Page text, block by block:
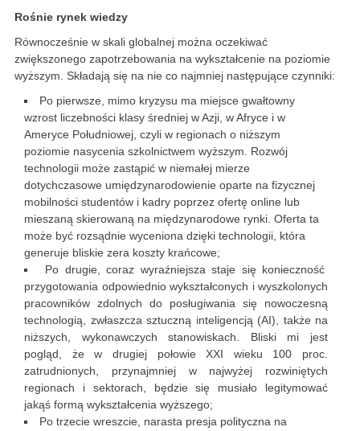
Rośnie rynek wiedzy
Równocześnie w skali globalnej można oczekiwać
zwiększonego zapotrzebowania na wykształcenie na poziomie
wyższym. Składają się na nie co najmniej następujące czynniki:
Po pierwsze, mimo kryzysu ma miejsce gwałtowny
wzrost liczebności klasy średniej w Azji, w Afryce i w
Ameryce Południowej, czyli w regionach o niższym
poziomie nasycenia szkolnictwem wyższym. Rozwój
technologii może zastąpić w niemałej mierze
dotychczasowe umiędzynarodowienie oparte na fizycznej
mobilności studentów i kadry poprzez ofertę online lub
mieszaną skierowaną na międzynarodowe rynki. Oferta ta
może być rozsądnie wyceniona dzięki technologii, która
generuje bliskie zera koszty krańcowe;
Po drugie, coraz wyraźniejsza staje się konieczność
przygotowania odpowiednio wykształconych i wyszkolonych
pracowników zdolnych do posługiwania się nowoczesną
technologią, zwłaszcza sztuczną inteligencją (AI), także na
niższych, wykonawczych stanowiskach. Bliski mi jest
pogląd, że w drugiej połowie XXI wieku 100 proc.
zatrudnionych, przynajmniej w najwyżej rozwiniętych
regionach i sektorach, będzie się musiało legitymować
jakąś formą wykształcenia wyższego;
Po trzecie wreszcie, narasta presja polityczna na